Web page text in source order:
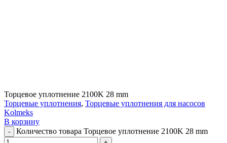
Торцевое уплотнение 2100K 28 mm
Торцевые уплотнения, Торцевые уплотнения для насосов
Kolmeks
В корзину
Количество товара Торцевое уплотнение 2100K 28 mm